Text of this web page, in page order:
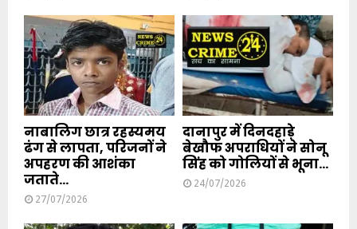
नाबालिग छात्र रहस्यमय
ढंग से लापता, परिजनों ने
अपहरण की आशंका
जताते...
27/07/2026
दानापुर में दिनदहाड़े
बेखौफ अपराधियों ने सोनू
सिंह को गोलियों से भूना...
24/07/2026